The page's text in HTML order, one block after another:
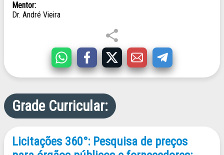
Mentor:
Dr. André Vieira
Grade Curricular
Licitações 360°: Pesquisa de preços